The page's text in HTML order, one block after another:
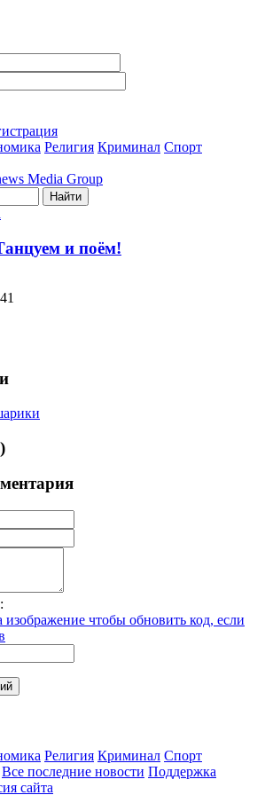
Религия Криминал Спорт
Media Group
Найти
и поём!
Религия Криминал Спорт
Все последние новости Поддержка
сайта